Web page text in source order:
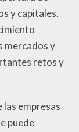
y capitales.
mercados y
retos y
las empresas
puede